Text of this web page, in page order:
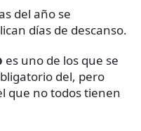
del año se
días de descanso.
es uno de los que se
del, pero
que no todos tienen